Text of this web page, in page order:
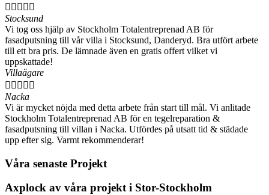
    
Stocksund
Vi tog oss hjälp av Stockholm Totalentreprenad AB för
fasadputsning till vår villa i Stocksund, Danderyd. Bra utfört arbete
till ett bra pris. De lämnade även en gratis offert vilket vi
uppskattade!
Villaägare
    
Nacka
Vi är mycket nöjda med detta arbete från start till mål. Vi anlitade
Stockholm Totalentreprenad AB för en tegelreparation &
fasadputsning till villan i Nacka. Utfördes på utsatt tid & städade
upp efter sig. Varmt rekommenderar!
Våra senaste Projekt
Axplock av våra projekt i Stor-Stockholm